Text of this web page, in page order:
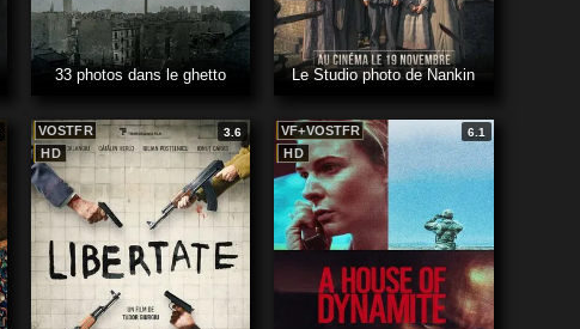
33 photos dans le ghetto Le Studio photo de Nankin
HD
VOSTFR 3.6
HD
VF+VOSTFR 6.1